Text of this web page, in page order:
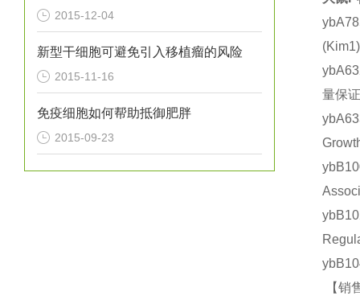
2015-12-04
新型干细胞可避免引入移植瘤的风险
2015-11-16
免疫细胞如何帮助抵御肥胖
2015-09-23
量保
【销